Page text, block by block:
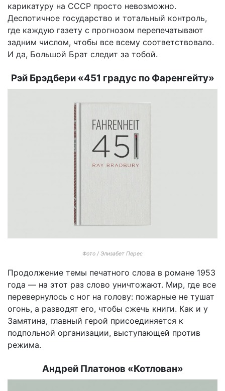
карикатуру на СССР просто невозможно.
Деспотичное государство и тотальный контроль,
где каждую газету с прогнозом перепечатывают
задним числом, чтобы все всему соответствовало.
И да, Большой Брат следит за тобой.
Рэй Брэдбери «451 градус по Фаренгейту»
Фото / Элизабет Перес
Продолжение темы печатного слова в романе 1953
года — на этот раз слово уничтожают. Мир, где все
перевернулось с ног на голову: пожарные не тушат
огонь, а разводят его, чтобы сжечь книги. Как и у
Замятина, главный герой присоединяется к
подпольной организации, выступающей против
режима.
Андрей Платонов «Котлован»